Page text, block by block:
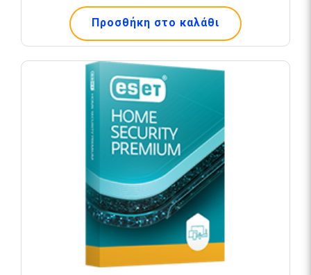
Προσθήκη στο καλάθι